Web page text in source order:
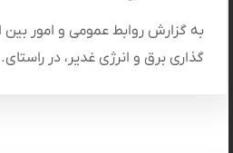
به گزارش روابط عمومی و امور بین
گذاری برق و انرژی غدیر، در